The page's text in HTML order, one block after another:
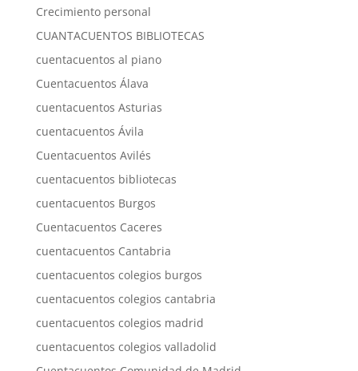
Crecimiento personal
CUANTACUENTOS BIBLIOTECAS
cuentacuentos al piano
Cuentacuentos Álava
cuentacuentos Asturias
cuentacuentos Ávila
Cuentacuentos Avilés
cuentacuentos bibliotecas
cuentacuentos Burgos
Cuentacuentos Caceres
cuentacuentos Cantabria
cuentacuentos colegios burgos
cuentacuentos colegios cantabria
cuentacuentos colegios madrid
cuentacuentos colegios valladolid